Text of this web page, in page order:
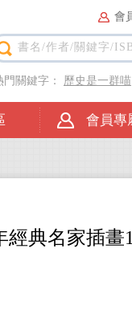
會
會員專
門關鍵字： 歷史是一群喵
典名家插畫